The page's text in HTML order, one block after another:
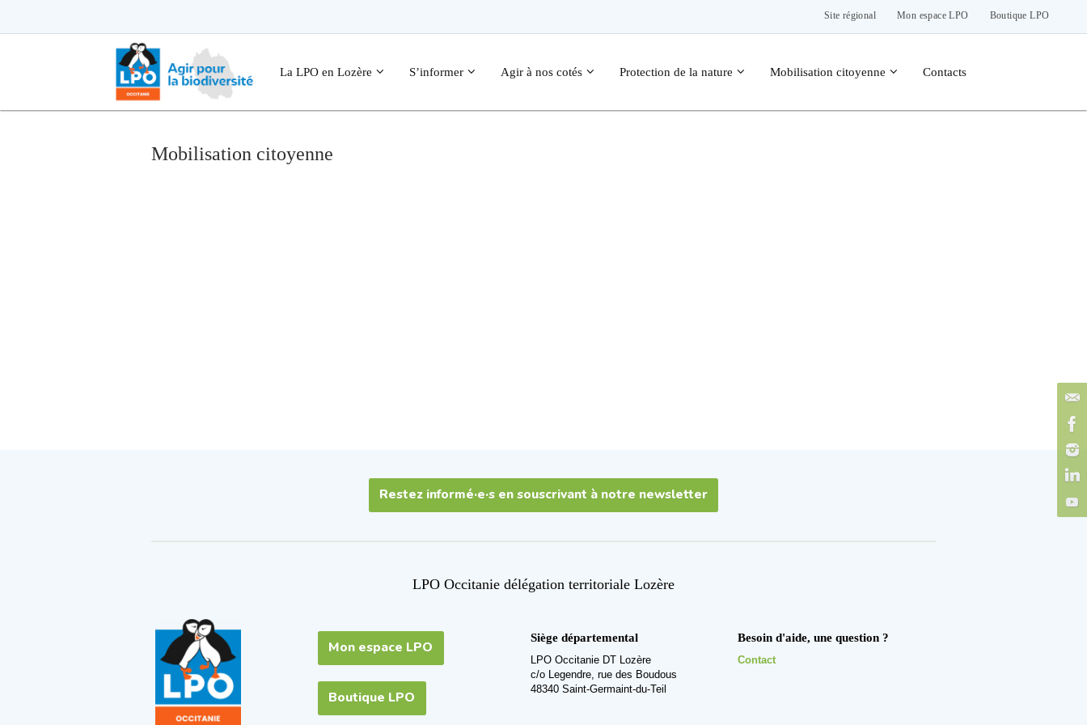
le
Site régional Mon espace LPO Boutique LPO
. La LPO en Lozère S’informer Agir à nos cotés Protection de la nature Mobilisation citoyenne Contacts
Mobilisation citoyenne
Restez informé·e·s en souscrivant à notre newsletter
LPO Occitanie délégation territoriale Lozère
Mon espace LPO
Boutique LPO
Siège départemental
LPO Occitanie DT Lozère
c/o Legendre, rue des Boudous
48340 Saint-Germaint-du-Teil
Besoin d'aide, une question ?
Contact